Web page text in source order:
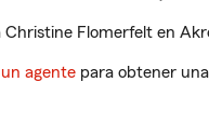
Flomerfelt en
agente para obtener